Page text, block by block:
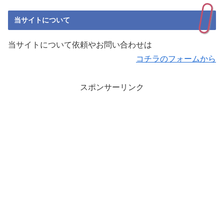
当サイトについて
当サイトについて依頼やお問い合わせは
コチラのフォームから
スポンサーリンク